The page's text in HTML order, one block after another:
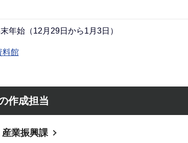
年始（12月29日から1月3日）
料館
作成担当
業振興課